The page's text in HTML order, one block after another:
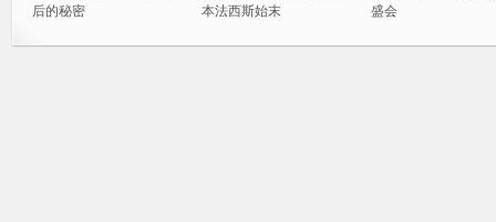
后的秘密
本法西斯始末
盛会